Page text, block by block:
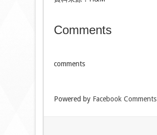
Comments
comments
Powered by Facebook Comments